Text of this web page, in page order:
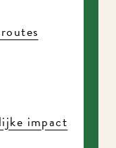
impact